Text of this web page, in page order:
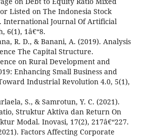
Listed on The Indonesia Stock
International Journal Of Artificial
6(1), 1â€“8.
R. D., & Banani, A. (2019). Analysis
The Capital Structure.
on Rural Development and
Enhancing Small Business and
Industrial Revolution 4.0, 5(1),
S., & Samrotun, Y. C. (2021).
Struktur Aktiva dan Return On
Modal. Inovasi, 17(2), 217â€“227.
Factors Affecting Corporate